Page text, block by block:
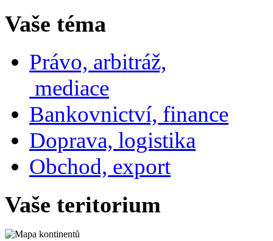
Vaše téma
Právo, arbitráž,
mediace
Bankovnictví, finance
Doprava, logistika
Obchod, export
Vaše teritorium